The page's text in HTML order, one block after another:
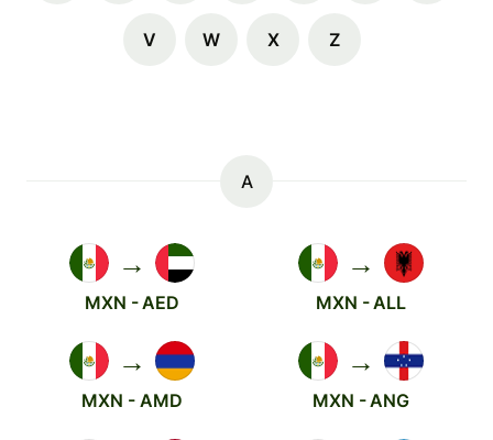
V W X Z
A
→
MXN - AED
→
MXN - ALL
→
MXN - AMD
→
MXN - ANG